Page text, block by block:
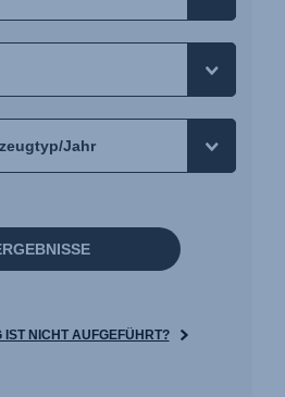
IST NICHT AUFGEFÜHRT?